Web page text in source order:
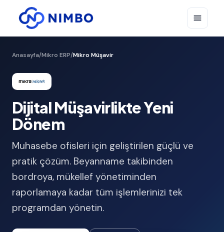
Anasayfa/Mikro ERP/Mikro Müşavir
Dijital Müşavirlikte Yeni
Dönem
Muhasebe ofisleri için geliştirilen güçlü ve
pratik çözüm. Beyanname takibinden
bordroya, mükellef yönetiminden
raporlamaya kadar tüm işlemlerinizi tek
programdan yönetin.